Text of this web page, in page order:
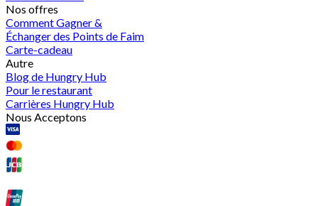
Nos offres
Comment Gagner &
Échanger des Points de Faim
Carte-cadeau
Autre
Blog de Hungry Hub
Pour le restaurant
Carrières Hungry Hub
Nous Acceptons